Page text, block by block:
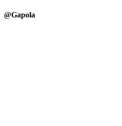
@Gapola